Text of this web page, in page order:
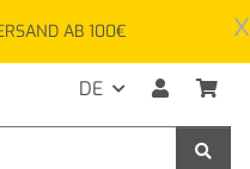
x
AB 100€
DE